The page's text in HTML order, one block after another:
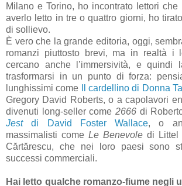
Milano e Torino, ho incontrato lettori
averlo letto in tre o quattro giorni, ho
di sollievo.
È vero che la grande editoria, oggi,
romanzi piuttosto brevi, ma in realtà i
cercano anche l’immersività, e quindi
trasformarsi in un punto di forza:
lunghissimi come
Il cardellinodi Donna
Gregory David Roberts, o a capolavori
divenuti long-seller come 2666di
Jestdi David Foster Wallace, o
massimalisti come Le Benevole di Littel
Cărtărescu, che nei loro paesi sono
successi commerciali.
Hai letto qualche romanzo-fiume negli